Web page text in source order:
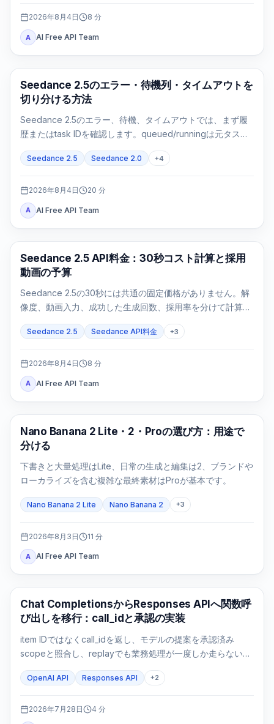
2026年8月4日 8 分
A AI Free API Team
AI 動画生成
Seedance 2.5のエラー・待機列・タイムアウトを
切り分ける方法
Seedance 2.5のエラー、待機、タイムアウトでは、まず履
歴またはtask IDを確認します。queued/runningは元タスク
Seedance 2.5 Seedance 2.0 +4
2026年8月4日 20 分
A AI Free API Team
AI動画生成
Seedance 2.5 API料金：30秒コスト計算と採用
動画の予算
Seedance 2.5の30秒には共通の固定価格がありません。解
像度、動画入力、成功した生成回数、採用率を分けて計算し
Seedance 2.5 Seedance API料金 +3
2026年8月4日 8 分
A AI Free API Team
AI画像モデル
Nano Banana 2 Lite・2・Proの選び方：用途で
分ける
下書きと大量処理はLite、日常の生成と編集は2、ブランドや
ローカライズを含む複雑な最終素材はProが基本です。
Nano Banana 2 Lite Nano Banana 2 +3
2026年8月3日 11 分
A AI Free API Team
APIガイド
Chat CompletionsからResponses APIへ関数呼
び出しを移行：call_idと承認の実装
item IDではなくcall_idを返し、モデルの提案を承認済み
scopeと照合し、replayでも業務処理が一度しか走らないこ
OpenAI API Responses API +2
2026年7月28日 4 分